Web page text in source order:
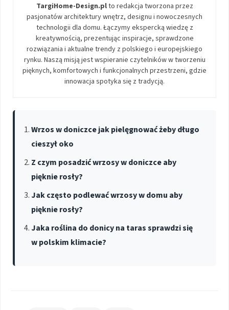
TargiHome-Design.plto redakcja tworzona przez
pasjonatów architektury wnętrz, designu i nowoczesnych
technologii dla domu. Łączymy ekspercką wiedzę z
kreatywnością, prezentując inspiracje, sprawdzone
rozwiązania i aktualne trendy z polskiego i europejskiego
rynku. Naszą misją jest wspieranie czytelników w tworzeniu
pięknych, komfortowych i funkcjonalnych przestrzeni, gdzie
innowacja spotyka się z tradycją.
Wrzos w doniczce jak pielęgnować żeby długo
cieszył oko
Z czym posadzić wrzosy w doniczce aby
pięknie rosły?
Jak często podlewać wrzosy w domu aby
pięknie rosły?
Jaka roślina do donicy na taras sprawdzi się
w polskim klimacie?